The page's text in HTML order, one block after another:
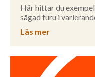
Här hittar du
sågad furu i
Läs mer